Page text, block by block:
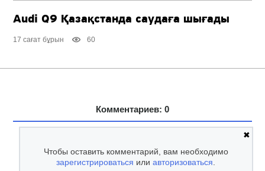
Audi Q9 Қазақстанда саудаға шығады
17 сағат бұрын 60
Комментариев: 0
✖
Чтобы оставить комментарий, вам необходимо
зарегистрироваться илиавторизоваться